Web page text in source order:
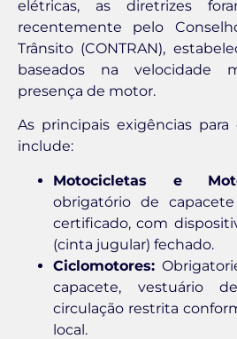
elétricas, as diretrizes
recentemente pelo
Trânsito (CONTRAN),
baseados na velocidade
presença de motor.
As principais exigências para
include:
Motocicletas e
obrigatório de
certificado, com
(cinta jugular) fechado.
Ciclomotores:
capacete, vestuário
circulação restrita
local.